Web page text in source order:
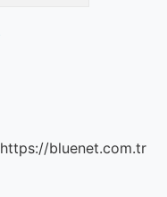
https://bluenet.com.tr